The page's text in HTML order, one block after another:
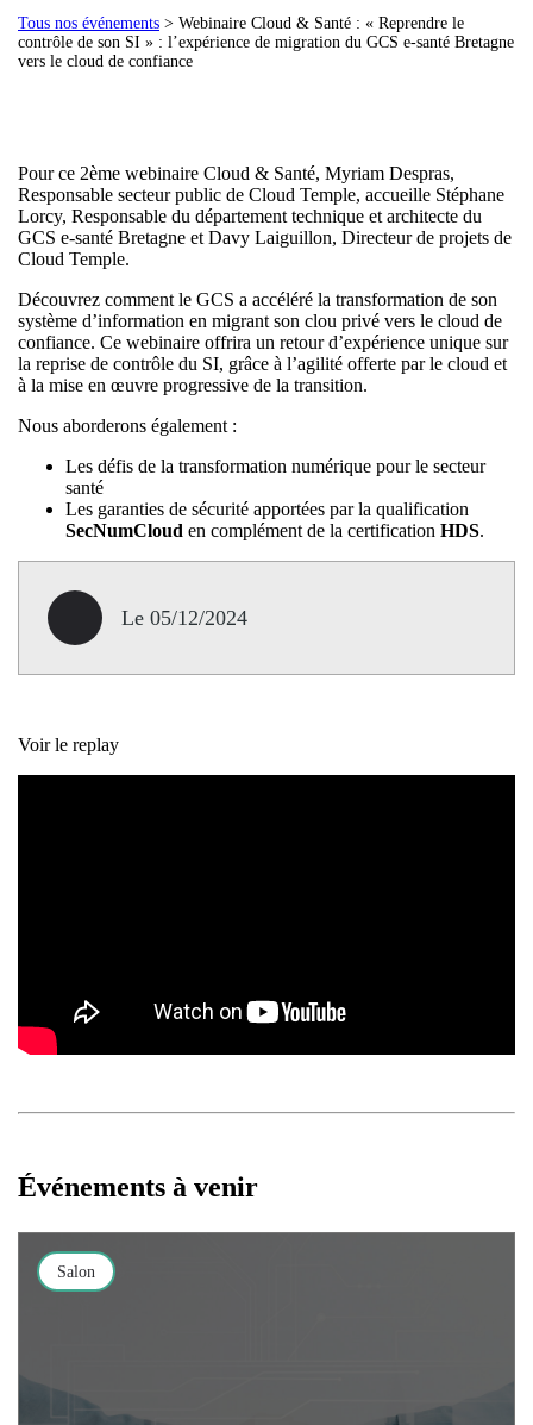
Tous nos événements > Webinaire Cloud & Santé : « Reprendre le
contrôle de son SI » : l’expérience de migration du GCS e-santé Bretagne
vers le cloud de confiance
Pour ce 2ème webinaire Cloud & Santé, Myriam Despras,
Responsable secteur public de Cloud Temple, accueille Stéphane
Lorcy, Responsable du département technique et architecte du
GCS e-santé Bretagne et Davy Laiguillon, Directeur de projets de
Cloud Temple.
Découvrez comment le GCS a accéléré la transformation de son
système d’information en migrant son clou privé vers le cloud de
confiance. Ce webinaire offrira un retour d’expérience unique sur
la reprise de contrôle du SI, grâce à l’agilité offerte par le cloud et
à la mise en œuvre progressive de la transition.
Nous aborderons également :
Les défis de la transformation numérique pour le secteur
santé
Les garanties de sécurité apportées par la qualification
SecNumCloud en complément de la certification HDS.
Le 05/12/2024
Voir le replay
Événements à venir
Salon